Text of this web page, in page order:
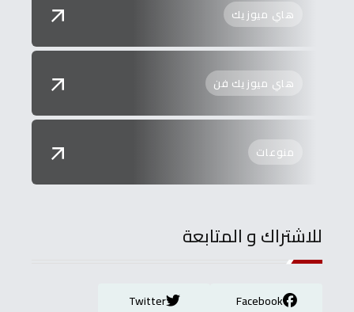
هاي ميوزيك
هاي ميوزيك فن
منوعات
للاشتراك و المتابعة
Facebook
Twitter